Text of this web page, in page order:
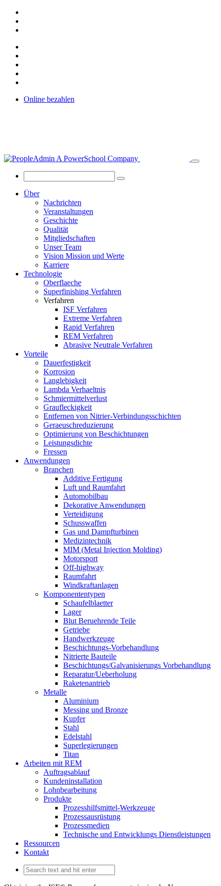
Online bezahlen
Über
Nachrichten
Veranstaltungen
Geschichte
Qualität
Mitgliedschaften
Unser Team
Vision Mission und Werte
Karriere
Technologie
Oberflaeche
Superfinishing Verfahren
Verfahren
ISF Verfahren
Extreme Verfahren
Rapid Verfahren
REM Verfahren
Abrasive Neutrale Verfahren
Vorteile
Dauerfestigkeit
Korrosion
Langlebigkeit
Lambda Verhaeltnis
Schmiermittelverlust
Graufleckigkeit
Entfernen von Nitrier-Verbindungsschichten
Geraeuschreduzierung
Optimierung von Beschichtungen
Leistungsdichte
Fressen
Anwendungen
Branchen
Additive Fertigung
Luft und Raumfahrt
Automobilbau
Dekorative Anwendungen
Verteidigung
Schusswaffen
Gas und Dampfturbinen
Medizintechnik
MIM (Metal Injection Molding)
Motorsport
Off-highway
Raumfahrt
Windkraftanlagen
Komponententypen
Schaufelblaetter
Lager
Blut Beruehrende Teile
Getriebe
Handwerkzeuge
Beschichtungs-Vorbehandlung
Nitrierte Bauteile
Beschichtungs/Galvanisierungs Vorbehandlung
Reparatur/Ueberholung
Raketenantrieb
Metalle
Aluminium
Messing und Bronze
Kupfer
Stahl
Edelstahl
Superlegierungen
Titan
Arbeiten mit REM
Auftragsablauf
Kundeninstallation
Lohnbearbeitung
Produkte
Prozesshilfsmittel-Werkzeuge
Prozessausrüstung
Prozessmedien
Technische und Entwicklungs Dienstleistungen
Ressourcen
Kontakt